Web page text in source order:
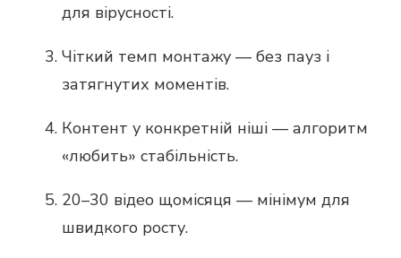
для вірусності.
Чіткий темп монтажу — без пауз і
затягнутих моментів.
Контент у конкретній ніші — алгоритм
«любить» стабільність.
20–30 відео щомісяця — мінімум для
швидкого росту.